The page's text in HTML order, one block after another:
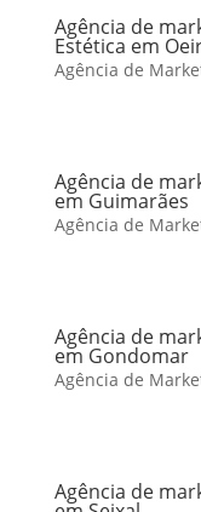
Agência de
Estética em
Agência de
Agência de
em Guimarães
Agência de
Agência de
em Gondomar
Agência de
Agência de